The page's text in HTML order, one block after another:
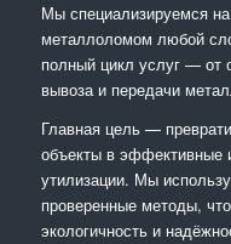
Мы специализируемся
металлоломом любой
полный цикл услуг — от
вывоза и передачи
Главная цель —
объекты в эффективные
утилизации. Мы
проверенные методы,
экологичность и